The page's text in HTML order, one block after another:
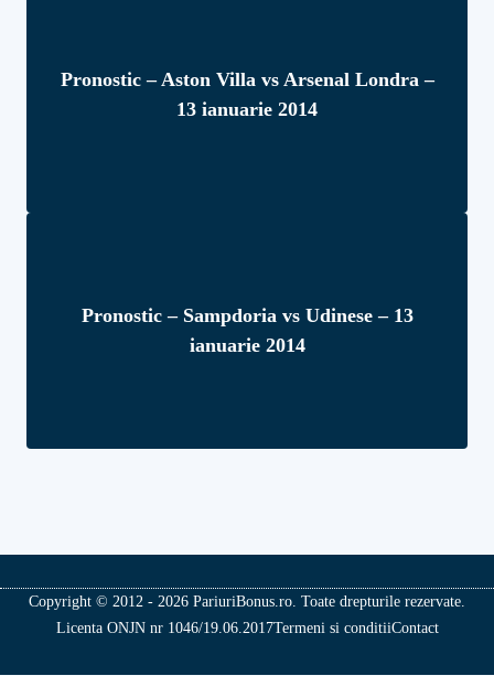
Pronostic – Aston Villa vs Arsenal Londra –
13 ianuarie 2014
Pronostic – Sampdoria vs Udinese – 13
ianuarie 2014
Copyright © 2012 - 2026 PariuriBonus.ro. Toate drepturile rezervate.
Licenta ONJN nr 1046/19.06.2017Termeni si conditiiContact